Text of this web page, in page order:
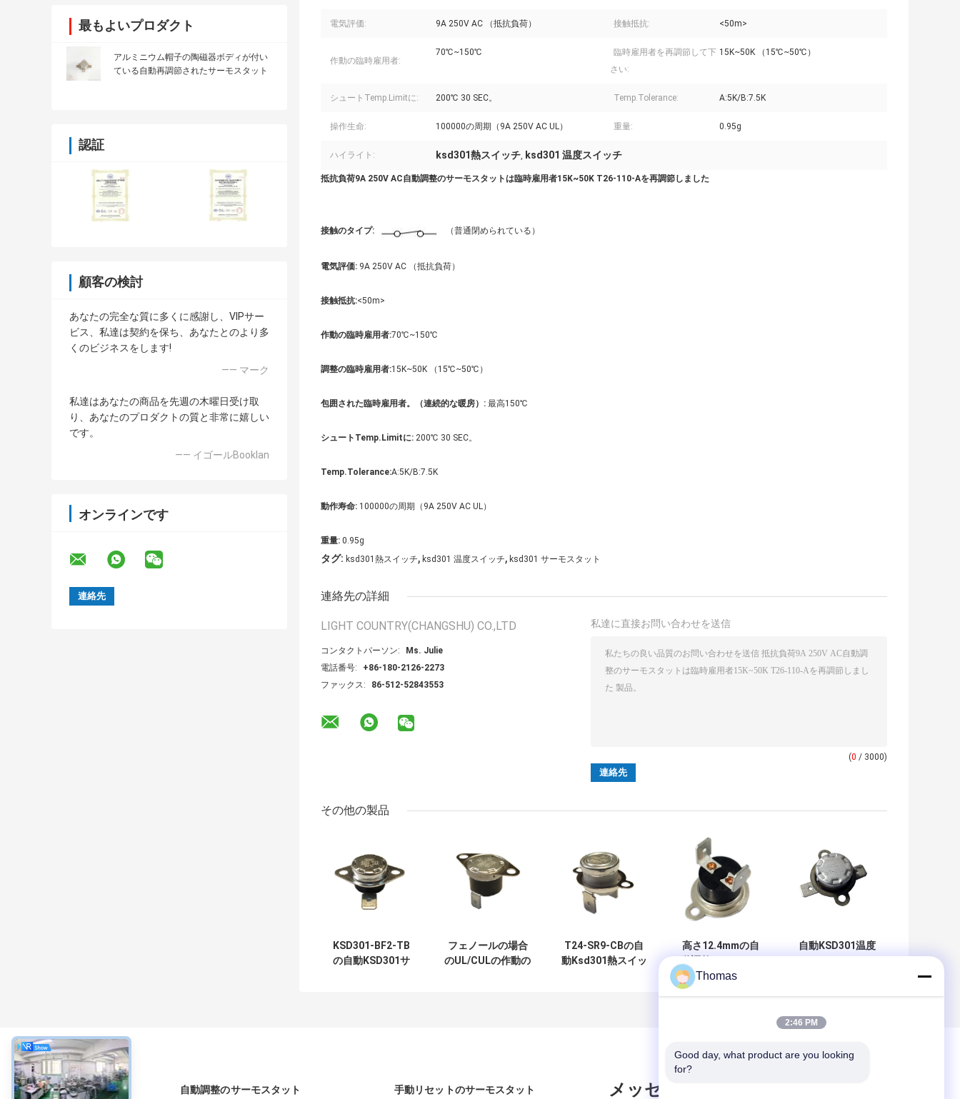
最もよいプロダクト
アルミニウム帽子の陶磁器ボディが付い
ている自動再調節されたサーモスタット
認証
顧客の検討
あなたの完全な質に多くに感謝し、VIPサー
ビス、私達は契約を保ち、あなたとのより多
くのビジネスをします!
—— マーク
私達はあなたの商品を先週の木曜日受け取
り、あなたのプロダクトの質と非常に嬉しい
です。
—— イゴールBooklan
オンラインです
電気評価: 9A 250V AC （抵抗負荷） 接触抵抗: <50m>
作動の臨時雇用者:
70℃~150℃
臨時雇用者を再調節して下
さい:
15K~50K （15℃~50℃）
シュートTemp.Limitに: 200℃ 30 SEC。 Temp.Tolerance: A:5K/B:7.5K
操作生命: 100000の周期（9A 250V AC UL） 重量: 0.95g
ハイライト: ksd301熱スイッチ, ksd301 温度スイッチ
抵抗負荷9A 250V AC自動調整のサーモスタットは臨時雇用者15K~50K T26-110-Aを再調節しました
接触のタイプ: （普通閉められている）
電気評価: 9A 250V AC （抵抗負荷）
接触抵抗:<50m>
作動の臨時雇用者:70℃~150℃
調整の臨時雇用者:15K~50K （15℃~50℃）
包囲された臨時雇用者。（連続的な暖房）: 最高150℃
シュートTemp.Limitに: 200℃ 30 SEC。
Temp.Tolerance:A:5K/B:7.5K
動作寿命: 100000の周期（9A 250V AC UL）
重量: 0.95g
タグ: ksd301熱スイッチ, ksd301 温度スイッチ, ksd301 サーモスタット
連絡先の詳細
LIGHT COUNTRY(CHANGSHU) CO.,LTD
コンタクトパーソン:
Ms. Julie
電話番号:
+86-180-2126-2273
ファックス:
86-512-52843553
私達に直接お問い合わせを送信
(0 / 3000)
その他の製品
KSD301-BF2-TB
の自動KSD301サ
フェノールの場合
のUL/CULの作動の
T24-SR9-CBの自
動Ksd301熱スイッ
高さ12.4mmの自
タットT24-SR2-
TBはポーランド人
自動KSD301温度
について 自動調整のサーモスタット 手動リセットのサーモスタット メッセージ
Thomas
2:46 PM
Good day, what product are you looking
for?